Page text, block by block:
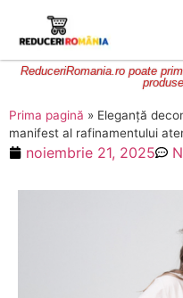
ReduceriRomania.ro poate
Prima pagină » Eleganță
manifest al rafinamentului
noiembrie 21, 2025